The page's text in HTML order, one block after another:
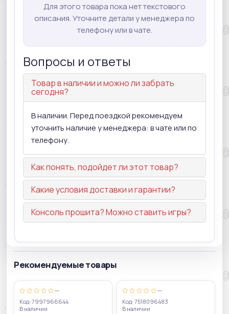
Для этого товара пока нет текстового
описания. Уточните детали у менеджера по
телефону или в чате.
Вопросы и ответы
Товар в наличии и можно ли забрать
сегодня?
В наличии. Перед поездкой рекомендуем
уточнить наличие у менеджера: в чате или по
телефону.
Как понять, подойдет ли этот товар?
Какие условия доставки и гарантии?
Консоль прошита? Можно ставить игры?
Рекомендуемые товары
—
Код: 7997966644
В наличии
—
Код: 7518096483
В наличии